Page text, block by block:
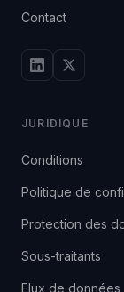
Contact
JURIDIQUE
Conditions
Politique de
Protection des
Sous-traitants
Flux de données